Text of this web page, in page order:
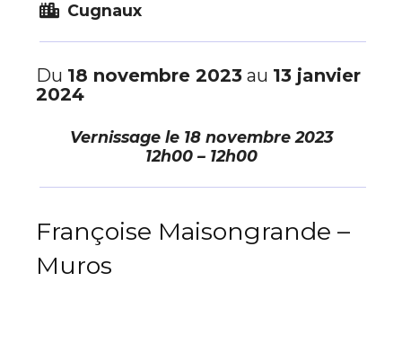
Cugnaux
Du 18 novembre 2023 au 13 janvier
2024
Vernissage le 18 novembre 2023
12h00 – 12h00
Françoise Maisongrande –
Muros